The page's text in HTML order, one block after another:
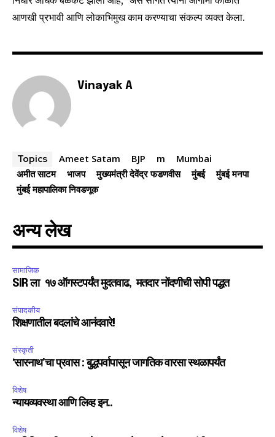
SUBSCRIBE
I've read and accept the
Fans
32,111
Followers
75
Followers
आणखी प्रभावी आणि लोकाभिमुख काम करण्याचा संकल्प व्यक्त केला.
Vinayak A
Topics Ameet Satam BJP m
Mumbai
अमीत साटम
भाजप मुख्यमंत्री देवेंद्र फडणवीस मुंबई
मुंबई मनपा
मुंबई महापालिका निवडणूक
अन्य लेख
सामाजिक
SIR ला १७ ऑगस्टपर्यंत मुदतवाढ, मतदार नोंदणीची सोपी पद्धत
संपादकीय
शिक्षणातील बदलांचे आनंदवारे!
संस्कृती
‘सारनाथ’चा प्रवास : बुद्धपर्वापासून जागतिक वारसा स्थळापर्यंत
विशेष
न्यायव्यवस्था आणि लिव्ह इन..
विशेष